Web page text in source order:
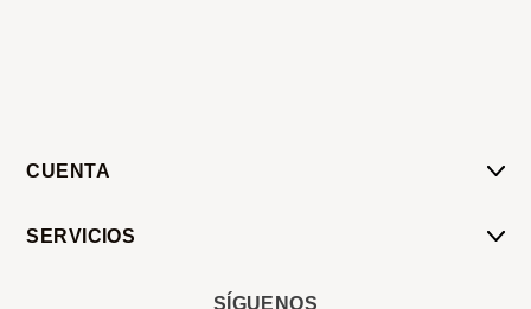
CUENTA
SERVICIOS
SÍGUENOS